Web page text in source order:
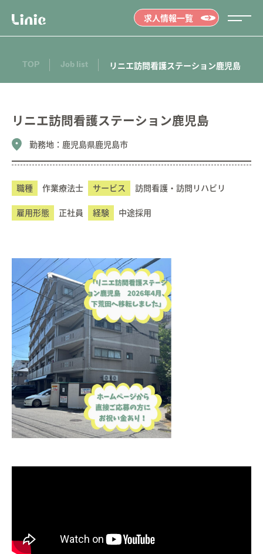
求人情報一覧
01. Message メッセージ
02. Job list 求人情報を探す
03. Interview インタビュー
TOP Job list リニエ訪問看護ステーション鹿児島
リニエ訪問看護ステーション鹿児島
勤務地： 鹿児島県鹿児島市
職種 作業療法士 サービス 訪問看護・訪問リハビリ
雇用形態 正社員 経験 中途採用